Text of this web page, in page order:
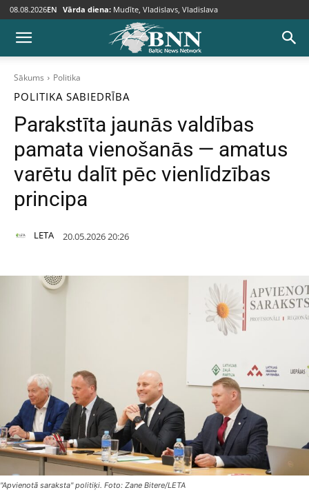
08.08.2026EN Vārda diena: Mudīte, Vladislavs, Vladislava
Sākums Politika
POLITIKA SABIEDRĪBA
Parakstīta jaunās valdības
pamata vienošanās — amatus
varētu dalīt pēc vienlīdzības
principa
LETA 20.05.2026 20:26
"Apvienotā saraksta" politiķi. Foto: Zane Bitere/LETA